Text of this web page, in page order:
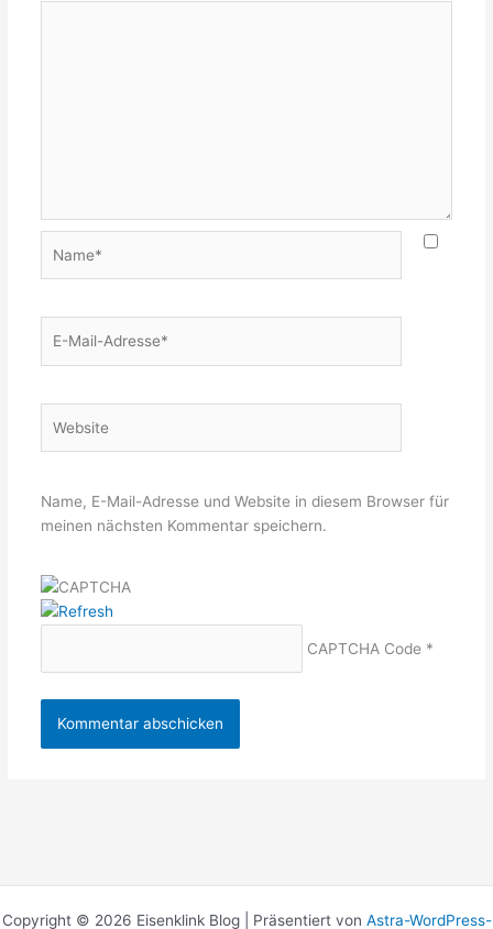
Mail-
Name, E-Mail-Adresse und Website in diesem Browser für
meinen nächsten Kommentar speichern.
CAPTCHA Code *
Copyright © 2026 Eisenklink Blog | Präsentiert von Astra-WordPress-